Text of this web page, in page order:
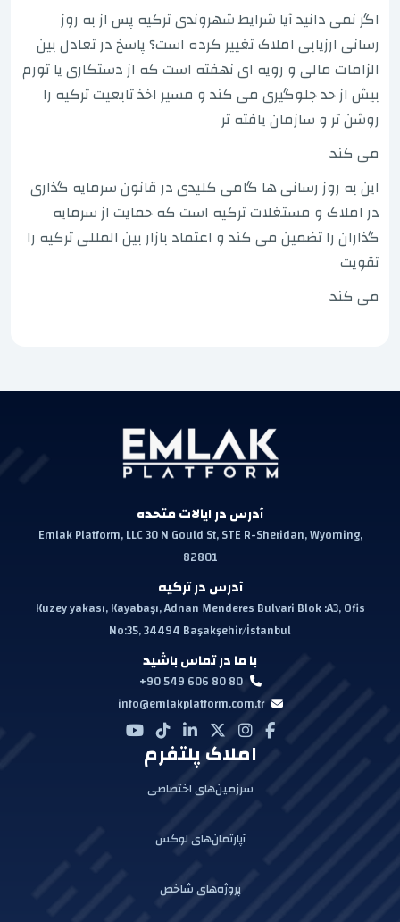
اگر نمی دانید آیا شرایط شهروندی ترکیه پس از به روز
رسانی ارزیابی املاک تغییر کرده است؟ پاسخ در تعادل بین
الزامات مالی و رویه ای نهفته است که از دستکاری یا تورم
بیش از حد جلوگیری می کند و مسیر اخذ تابعیت ترکیه را
روشن تر و سازمان یافته تر
می کند.
این به روز رسانی ها گامی کلیدی در قانون سرمایه گذاری
در املاک و مستغلات ترکیه است که حمایت از سرمایه
گذاران را تضمین می کند و اعتماد بازار بین المللی ترکیه را
تقویت
می کند.
آدرس در ایالات متحده
Emlak Platform, LLC 30 N Gould St, STE R-Sheridan, Wyoming,
82801
آدرس در ترکیه
Kuzey yakası, Kayabaşı, Adnan Menderes Bulvari Blok :A3, Ofis
No:35, 34494 Başakşehir/İstanbul
با ما در تماس باشید
+90 549 606 80 80
info@emlakplatform.com.tr
املاک پلتفرم
سرزمین‌های اختصاصی
آپارتمان‌های لوکس
پروژه‌های شاخص